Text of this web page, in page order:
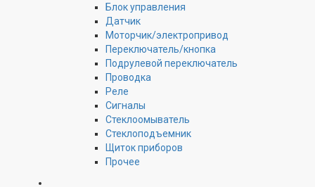
Блок управления
Датчик
Моторчик/электропривод
Переключатель/кнопка
Подрулевой переключатель
Проводка
Реле
Сигналы
Стеклоомыватель
Стеклоподъемник
Щиток приборов
Прочее